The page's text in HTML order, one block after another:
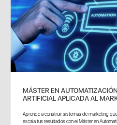
MÁSTER EN
ARTIFICIAL APLICADA AL
Aprende a construir sistemas de marketing
escala tus resultados con el Máster en